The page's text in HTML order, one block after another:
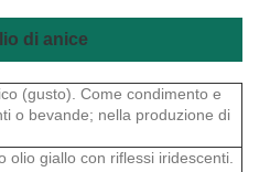
di anice
(gusto). Come condimento e
o bevande; nella produzione di
olio giallo con riflessi iridescenti.